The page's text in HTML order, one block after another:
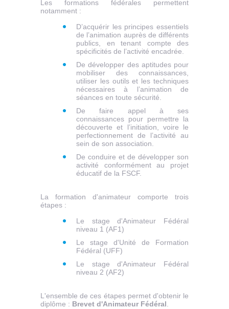
Les formations fédérales permettent
notamment :
D’acquérir les principes essentiels
de l’animation auprès de différents
publics, en tenant compte des
spécificités de l’activité encadrée.
De développer des aptitudes pour
mobiliser des connaissances,
utiliser les outils et les techniques
nécessaires à l’animation de
séances en toute sécurité.
De faire appel à ses
connaissances pour permettre la
découverte et l’initiation, voire le
perfectionnement de l’activité au
sein de son association.
De conduire et de développer son
activité conformément au projet
éducatif de la FSCF.
La formation d'animateur comporte trois
étapes :
Le stage d'Animateur Fédéral
niveau 1 (AF1)
Le stage d'Unité de Formation
Fédéral (UFF)
Le stage d'Animateur Fédéral
niveau 2 (AF2)
L'ensemble de ces étapes permet d'obtenir le
diplôme : Brevet d'Animateur Fédéral.